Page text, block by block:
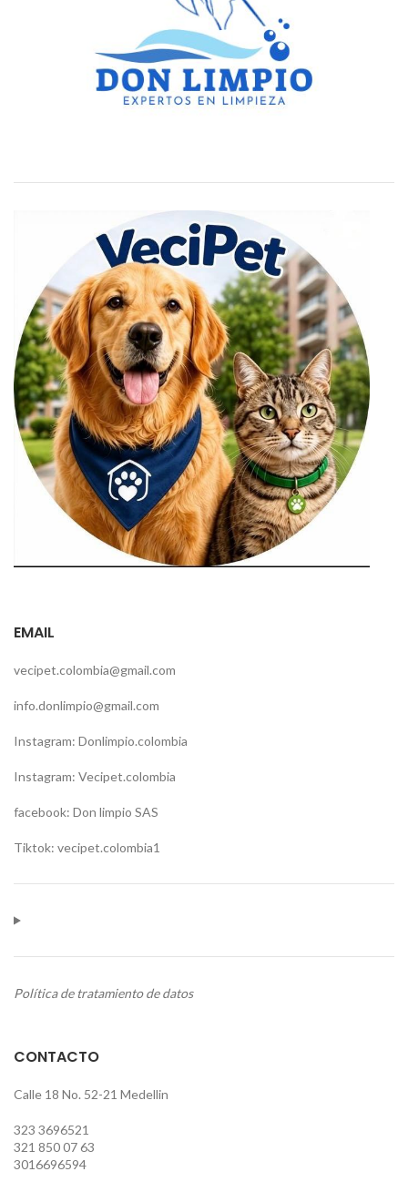
EMAIL
vecipet.colombia@gmail.com
info.donlimpio@gmail.com
Instagram: Donlimpio.colombia
Instagram: Vecipet.colombia
facebook: Don limpio SAS
Tiktok: vecipet.colombia1
Política de tratamiento de datos
CONTACTO
Calle 18 No. 52-21 Medellin
323 3696521
321 850 07 63
3016696594